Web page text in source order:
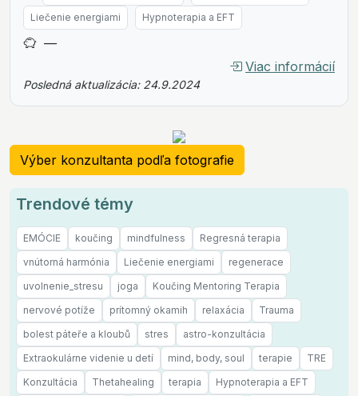
Liečenie energiami
Hypnoterapia a EFT
—
Viac informácií
Posledná aktualizácia: 24.9.2024
Výber konzultanta podľa fotografie
Trendové témy
EMÓCIE koučing mindfulness
Regresná terapia
vnútorná harmónia
Liečenie energiami
regenerace
uvolnenie_stresu
joga
Koučing Mentoring Terapia
nervové potíže
prítomný okamih relaxácia
Trauma
bolest páteře a kloubů
stres
astro-konzultácia
Extraokulárne videnie u detí
mind, body, soul terapie
TRE
Konzultácia
Thetahealing terapia
Hypnoterapia a EFT